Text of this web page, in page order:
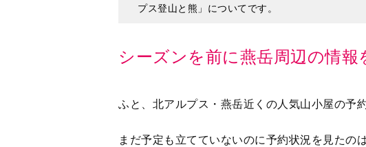
プス登山と熊」についてです。
シーズンを前に燕岳周辺の情報
ふと、北アルプス・燕岳近くの人気山小屋の予
まだ予定も立てていないのに予約状況を見たの